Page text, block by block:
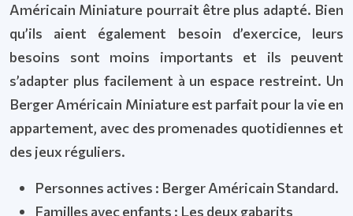
Américain Miniature pourrait être plus adapté. Bien
qu’ils aient également besoin d’exercice, leurs
besoins sont moins importants et ils peuvent
s’adapter plus facilement à un espace restreint. Un
Berger Américain Miniature est parfait pour la vie en
appartement, avec des promenades quotidiennes et
des jeux réguliers.
Personnes actives : Berger Américain Standard.
Familles avec enfants : Les deux gabarits